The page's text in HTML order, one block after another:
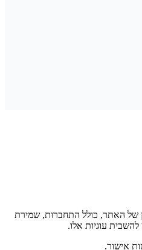
של האתר, כולל התחברות, שמירת
עוגיות אלו.
אישור.